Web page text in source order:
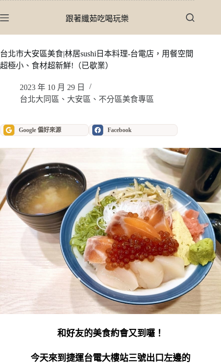
至
內
容
跟著纖茹吃喝玩樂
台北市大安區美食|林居sushi日本料理-台電店，用餐空間
超極小、食材超新鮮!（已歇業）
2023 年 10 月 29 日
台北大同區、大安區、不分區美食專區
Google 偏好來源 Facebook
和好友的美食約會又到囉！
今天來到捷運台電大樓站三號出口左邊的